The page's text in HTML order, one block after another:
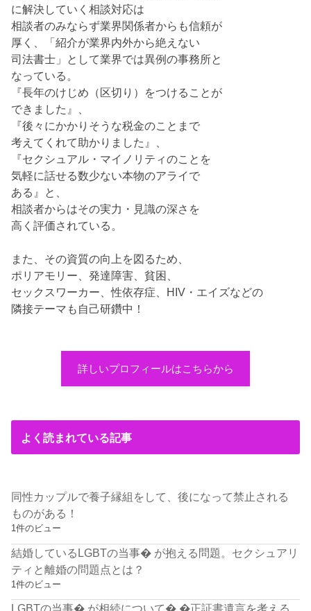
に解決していく相談対応は
相談者のみならず業界関係者からも信頼が
厚く、「紹介が業界内外から絶えない
司法書士」として業界では異例の事務所と
なっている。
『長年のけじめ（区切り）をつけることが
できました』、
『後々にかかりそうな税金のことまで
考えてくれて助かりました』、
『セクシュアル・マイノリティのことを
気軽に話せる数少ない本物のアライで
ある』と、
相談者からはその実力・見識の深さを
高く評価されている。
また、その資質の向上を図るため、
ポリアモリー、発達障害、貧困、
セックスワーカー、性依存症、HIV・エイズなどの
隣接テーマも自己研鑽中！
詳しいプロフィールはこちらから
よく読まれている記事
同性カップルで養子縁組をして、後になって禁止される
ものがある！
1件のビュー
結婚しているLGBTの当事� が抱える問題。セクシュアリ
ティと離婚の問題点とは？
1件のビュー
LGBTの当事� が相続について� �正証書遺言を考える